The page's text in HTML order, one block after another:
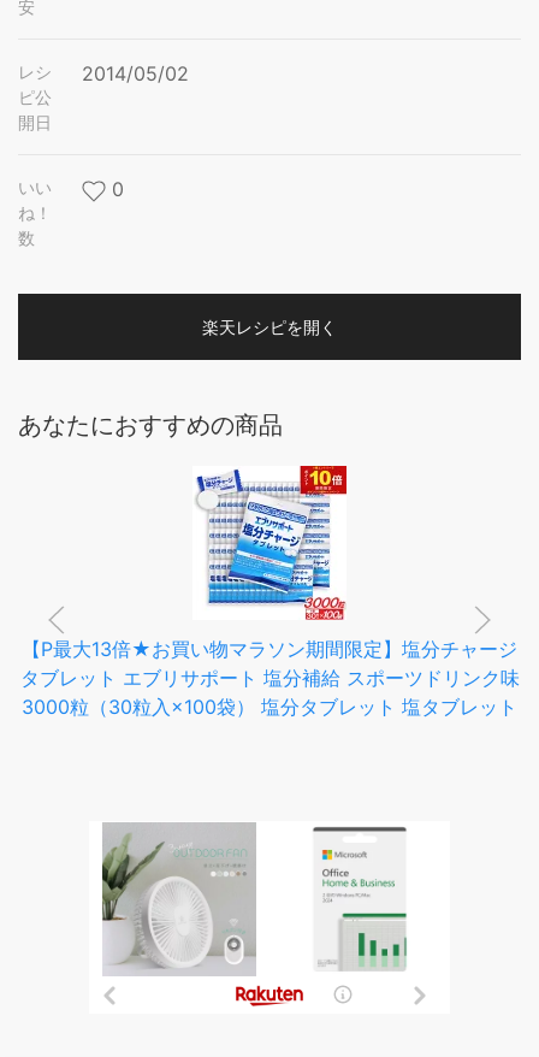
安
レシ
ピ公
開日
2014/05/02
いい
ね！
数
0
楽天レシピを開く
あなたにおすすめの商品
【P最大13倍★お買い物マラソン期間限定】塩分チャージ
タブレット エブリサポート 塩分補給 スポーツドリンク味
3000粒（30粒入×100袋） 塩分タブレット 塩タブレット